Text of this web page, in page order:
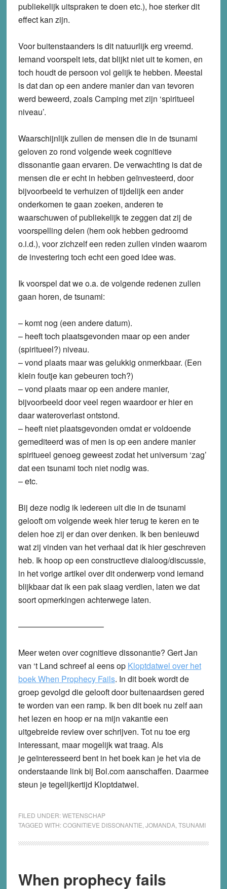
publiekelijk uitspraken te doen etc.), hoe sterker dit
effect kan zijn.
Voor buitenstaanders is dit natuurlijk erg vreemd.
Iemand voorspelt iets, dat blijkt niet uit te komen, en
toch houdt de persoon vol gelijk te hebben. Meestal
is dat dan op een andere manier dan van tevoren
werd beweerd, zoals Camping met zijn ‘spiritueel
niveau’.
Waarschijnlijk zullen de mensen die in de tsunami
geloven zo rond volgende week cognitieve
dissonantie gaan ervaren. De verwachting is dat de
mensen die er echt in hebben geïnvesteerd, door
bijvoorbeeld te verhuizen of tijdelijk een ander
onderkomen te gaan zoeken, anderen te
waarschuwen of publiekelijk te zeggen dat zij de
voorspelling delen (hem ook hebben gedroomd
o.i.d.), voor zichzelf een reden zullen vinden waarom
de investering toch echt een goed idee was.
Ik voorspel dat we o.a. de volgende redenen zullen
gaan horen, de tsunami:
– komt nog (een andere datum).
– heeft toch plaatsgevonden maar op een ander
(spiritueel?) niveau.
– vond plaats maar was gelukkig onmerkbaar. (Een
klein foutje kan gebeuren toch?)
– vond plaats maar op een andere manier,
bijvoorbeeld door veel regen waardoor er hier en
daar wateroverlast ontstond.
– heeft niet plaatsgevonden omdat er voldoende
gemediteerd was of men is op een andere manier
spiritueel genoeg geweest zodat het universum ‘zag’
dat een tsunami toch niet nodig was.
– etc.
Bij deze nodig ik iedereen uit die in de tsunami
gelooft om volgende week hier terug te keren en te
delen hoe zij er dan over denken. Ik ben benieuwd
wat zij vinden van het verhaal dat ik hier geschreven
heb. Ik hoop op een constructieve dialoog/discussie,
in het vorige artikel over dit onderwerp vond iemand
blijkbaar dat ik een pak slaag verdien, laten we dat
soort opmerkingen achterwege laten.
——————————–
Meer weten over cognitieve dissonantie? Gert Jan
van ‘t Land schreef al eens op Kloptdatwel over het
boek When Prophecy Fails. In dit boek wordt de
groep gevolgd die gelooft door buitenaardsen gered
te worden van een ramp. Ik ben dit boek nu zelf aan
het lezen en hoop er na mijn vakantie een
uitgebreide review over schrijven. Tot nu toe erg
interessant, maar mogelijk wat traag. Als
je geïnteresseerd bent in het boek kan je het via de
onderstaande link bij Bol.com aanschaffen. Daarmee
steun je tegelijkertijd Kloptdatwel.
FILED UNDER:WETENSCHAP
TAGGED WITH:COGNITIEVE DISSONANTIE,JOMANDA,TSUNAMI
When prophecy fails